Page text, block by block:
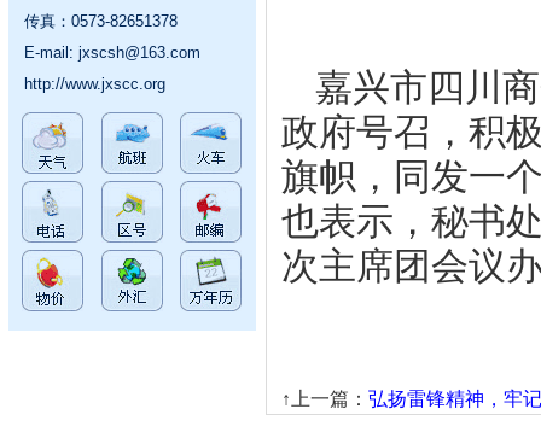
传真：0573-82651378
E-mail: jxscsh@163.com
http://www.jxscc.org
嘉兴市四川
政府号召，积
旗帜，同发一
也表示，秘书
次主席团会议
↑上一篇： 弘扬雷锋精神，牢